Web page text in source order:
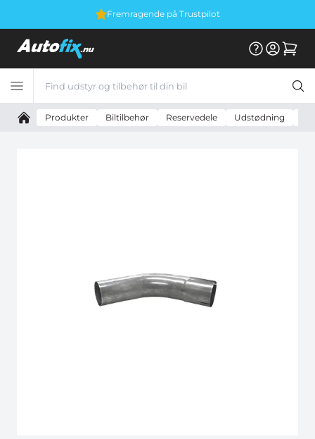
Fremragende på Trustpilot
Produkter Biltilbehør Reservedele Udstødning